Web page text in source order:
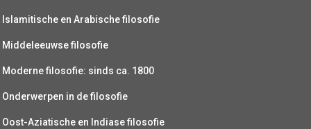
Islamitische en Arabische filosofie
Middeleeuwse filosofie
Moderne filosofie: sinds ca. 1800
Onderwerpen in de filosofie
Oost-Aziatische en Indiase filosofie